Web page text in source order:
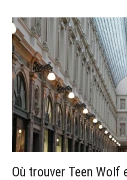
Où trouver Teen Wolf